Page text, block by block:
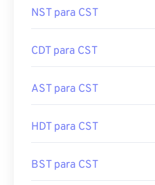
NST para CST
CDT para CST
AST para CST
HDT para CST
BST para CST